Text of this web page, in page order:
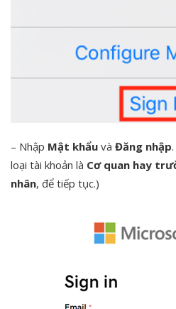
– Nhập Mật khẩu và Đăng nhập
loại tài khoản là Cơ quan hay
nhân, để tiếp tục.)